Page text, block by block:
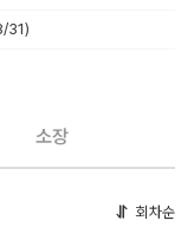
31)
소장
회차순